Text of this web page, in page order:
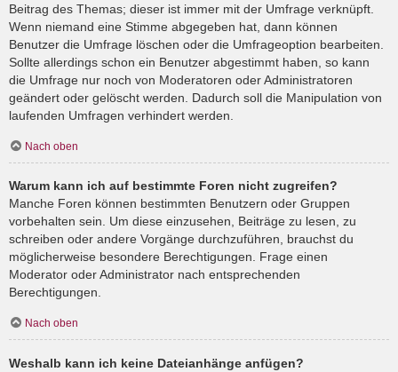
Beitrag des Themas; dieser ist immer mit der Umfrage verknüpft.
Wenn niemand eine Stimme abgegeben hat, dann können
Benutzer die Umfrage löschen oder die Umfrageoption bearbeiten.
Sollte allerdings schon ein Benutzer abgestimmt haben, so kann
die Umfrage nur noch von Moderatoren oder Administratoren
geändert oder gelöscht werden. Dadurch soll die Manipulation von
laufenden Umfragen verhindert werden.
Nach oben
Warum kann ich auf bestimmte Foren nicht zugreifen?
Manche Foren können bestimmten Benutzern oder Gruppen
vorbehalten sein. Um diese einzusehen, Beiträge zu lesen, zu
schreiben oder andere Vorgänge durchzuführen, brauchst du
möglicherweise besondere Berechtigungen. Frage einen
Moderator oder Administrator nach entsprechenden
Berechtigungen.
Nach oben
Weshalb kann ich keine Dateianhänge anfügen?